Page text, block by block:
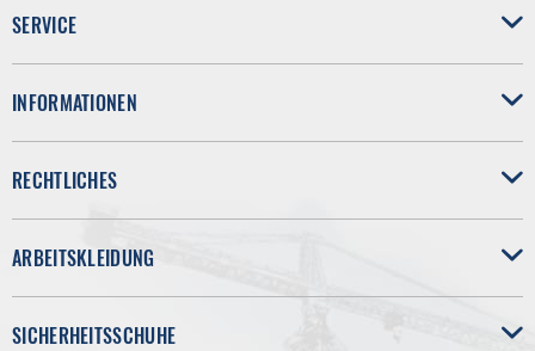
SERVICE
INFORMATIONEN
RECHTLICHES
ARBEITSKLEIDUNG
SICHERHEITSSCHUHE